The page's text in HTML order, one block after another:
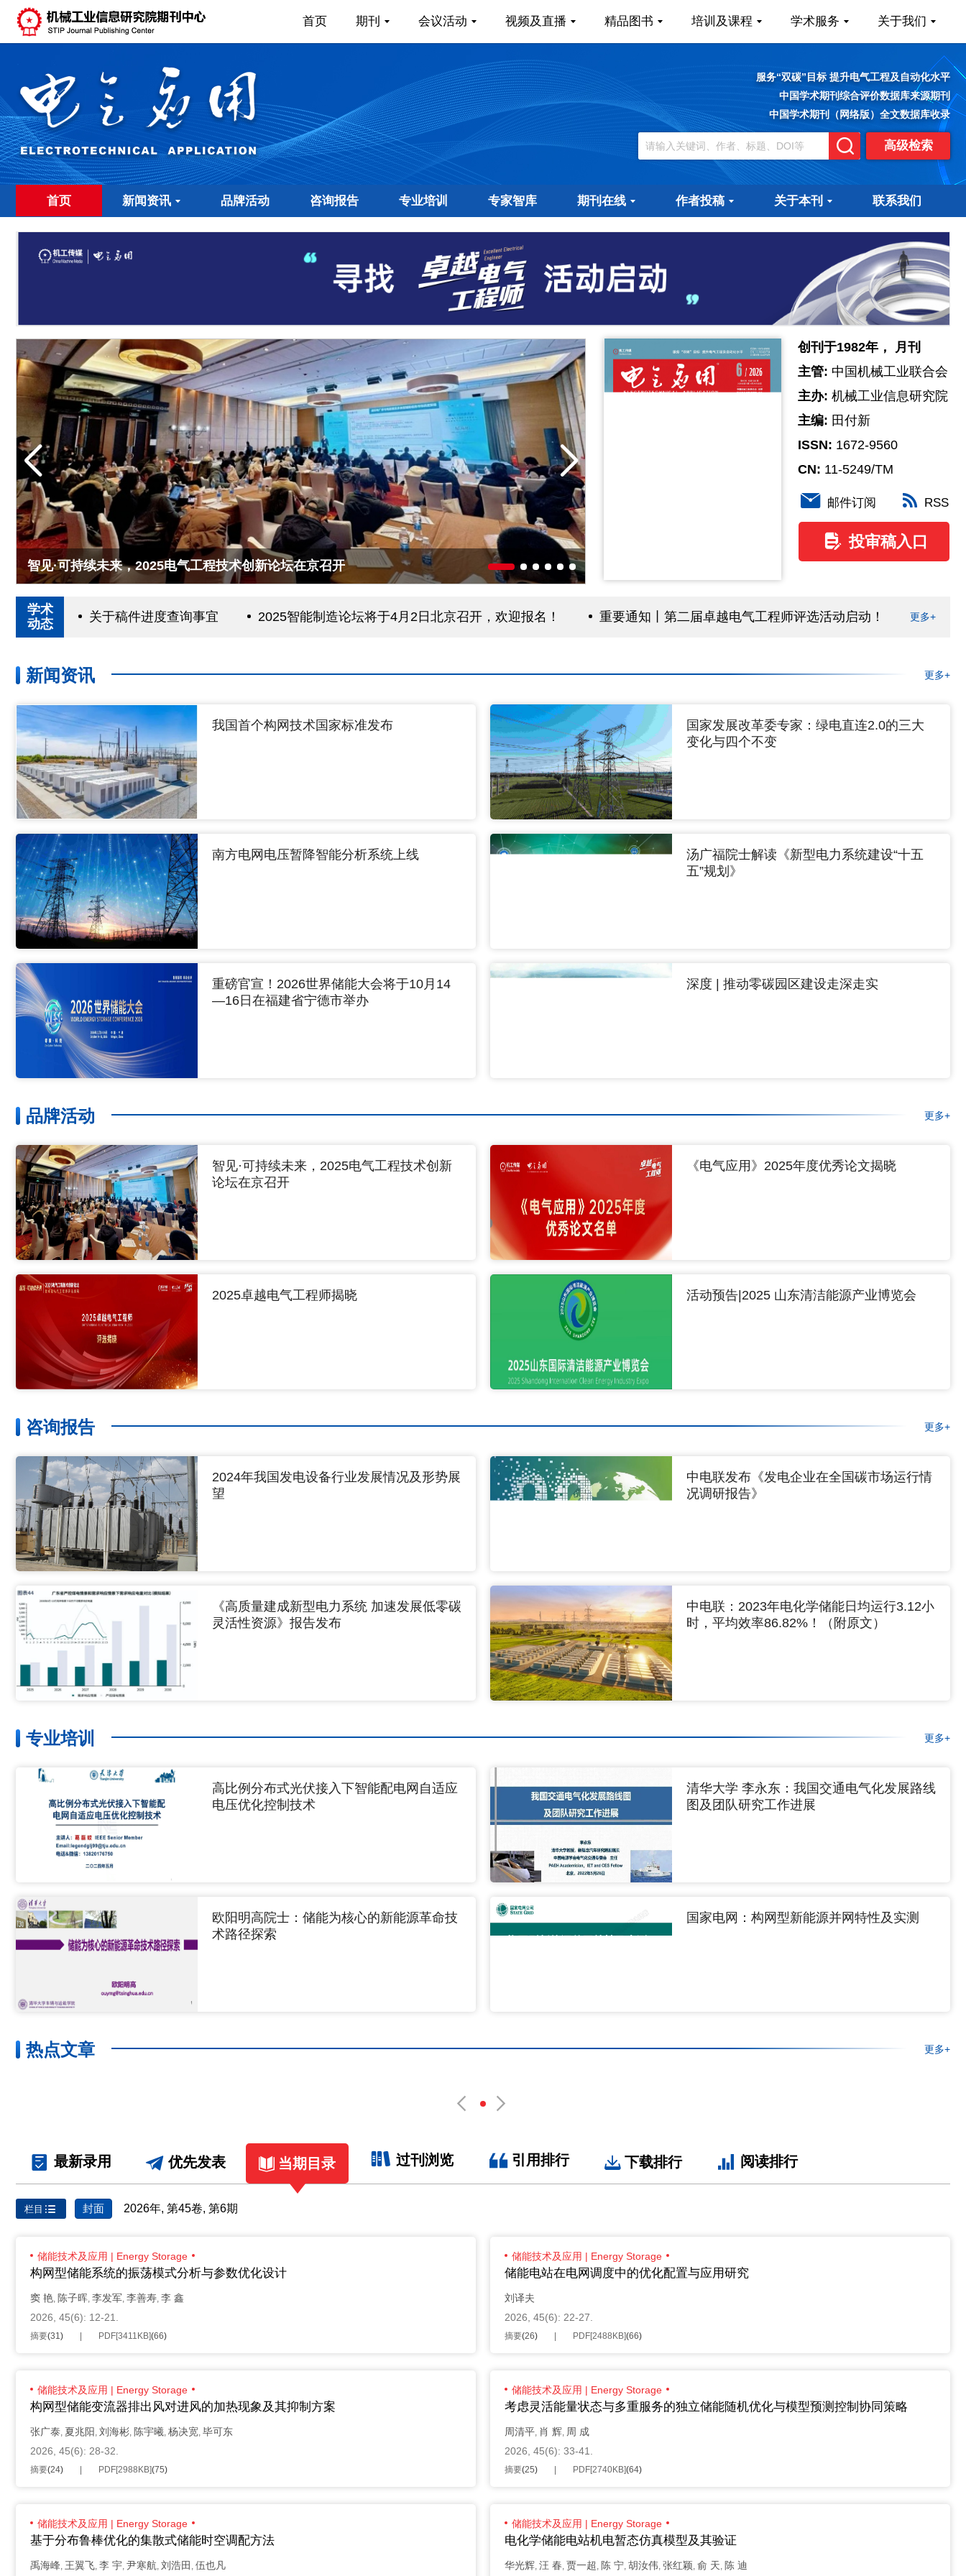
首页 期刊 会议活动 视频及直播 精品图书 培训及课程 学术服务 关于我们
服务“双碳”目标 提升电气工程及自动化水平
中国学术期刊综合评价数据库来源期刊
中国学术期刊（网络版）全文数据库收录
高级检索
首页 新闻资讯 品牌活动 咨询报告 专业培训 专家智库 期刊在线 作者投稿 关于本刊 联系我们
《电气应用》2025年度优秀论文揭晓 2025卓越电气工程师揭晓
创刊于1982年， 月刊
主管: 中国机械工业联合会
主办: 机械工业信息研究院
主编: 田付新
ISSN: 1672-9560
CN: 11-5249/TM
邮件订阅 RSS
投审稿入口
学术
动态
关于稿件进度查询事宜 2025智能制造论坛将于4月2日北京召开，欢迎报名！ 重要通知丨第二届卓越电气工程师评选活动启动！ 《电气
更多+
新闻资讯 更多+
我国首个构网技术国家标准发布
国家发展改革委专家：绿电直连2.0的三大
变化与四个不变
南方电网电压暂降智能分析系统上线
汤广福院士解读《新型电力系统建设“十五
五”规划》
重磅官宣！2026世界储能大会将于10月14
—16日在福建省宁德市举办
深度 | 推动零碳园区建设走深走实
品牌活动 更多+
智见·可持续未来，2025电气工程技术创新
论坛在京召开
《电气应用》2025年度优秀论文揭晓
2025卓越电气工程师揭晓 活动预告|2025 山东清洁能源产业博览会
咨询报告 更多+
2024年我国发电设备行业发展情况及形势展
望
中电联发布《发电企业在全国碳市场运行情
况调研报告》
《高质量建成新型电力系统 加速发展低零碳
灵活性资源》报告发布
中电联：2023年电化学储能日均运行3.12小
时，平均效率86.82%！（附原文）
专业培训 更多+
高比例分布式光伏接入下智能配电网自适应
电压优化控制技术
清华大学 李永东：我国交通电气化发展路线
图及团队研究工作进展
欧阳明高院士：储能为核心的新能源革命技
术路径探索
国家电网：构网型新能源并网特性及实测
热点文章 更多+
最新录用 优先发表 当期目录 过刊浏览 引用排行 下载排行 阅读排行
栏目 封面 2026年, 第45卷, 第6期
储能技术及应用 | Energy Storage
构网型储能系统的振荡模式分析与参数优化设计
窦 艳 陈子晖 李发军 李善寿 李 鑫
2026, 45(6): 12-21.
摘要(31 ) PDF[3411KB](66)
储能技术及应用 | Energy Storage
储能电站在电网调度中的优化配置与应用研究
刘译夫
2026, 45(6): 22-27.
摘要(26) PDF[2488KB](66)
储能技术及应用 | Energy Storage
构网型储能变流器排出风对进风的加热现象及其抑制方案
张广泰 夏兆阳 刘海彬 陈宇曦 杨决宽 毕可东
2026, 45(6): 28-32.
摘要(24) PDF[2988KB](75)
储能技术及应用 | Energy Storage
考虑灵活能量状态与多重服务的独立储能随机优化与模型预测控制协同策略
周清平 肖 辉 周 成
2026, 45(6): 33-41.
摘要(25) PDF[2740KB](64)
储能技术及应用 | Energy Storage
基于分布鲁棒优化的集散式储能时空调配方法
禹海峰 王翼飞 李 宇 尹寒航 刘浩田 伍也凡
储能技术及应用 | Energy Storage
电化学储能电站机电暂态仿真模型及其验证
华光辉 汪 春 贾一超 陈 宁 胡汝伟 张红颖 俞 天 陈 迪